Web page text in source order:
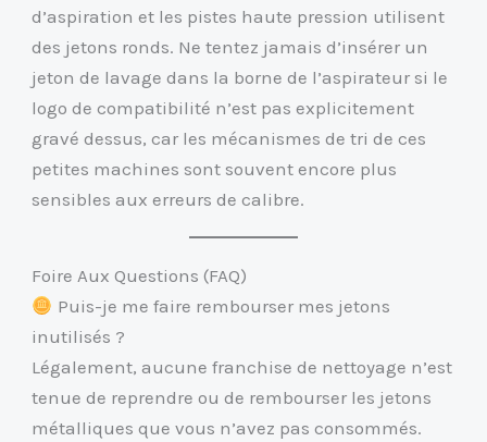
d’aspiration et les pistes haute pression utilisent
des jetons ronds. Ne tentez jamais d’insérer un
jeton de lavage dans la borne de l’aspirateur si le
logo de compatibilité n’est pas explicitement
gravé dessus, car les mécanismes de tri de ces
petites machines sont souvent encore plus
sensibles aux erreurs de calibre.
Foire Aux Questions (FAQ)
Puis-je me faire rembourser mes jetons
inutilisés ?
Légalement, aucune franchise de nettoyage n’est
tenue de reprendre ou de rembourser les jetons
métalliques que vous n’avez pas consommés.